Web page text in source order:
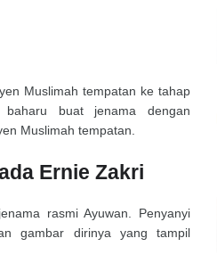
Muslimah tempatan ke tahap
buat jenama dengan
Muslimah tempatan.
Ernie Zakri
rasmi Ayuwan. Penyanyi
gambar dirinya yang tampil